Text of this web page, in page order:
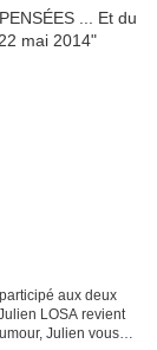
aux deux
LOSA revient
Julien vous